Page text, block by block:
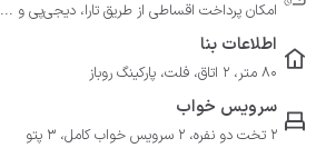
امکان پرداخت اقساطی از طریق تارا، دیجی‌پی و ...
اطلاعات بنا
80 متر، 2 اتاق، فلت، پارکینگ روباز
سرویس خواب
2 تخت دو نفره، 2 سرویس خواب کامل، 3 پتو